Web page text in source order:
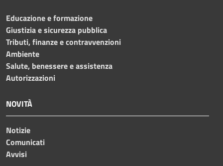
Educazione e formazione
Giustizia e sicurezza pubblica
Tributi, finanze e contravvenzioni
Ambiente
Salute, benessere e assistenza
Autorizzazioni
NOVITÀ
Notizie
Comunicati
Avvisi